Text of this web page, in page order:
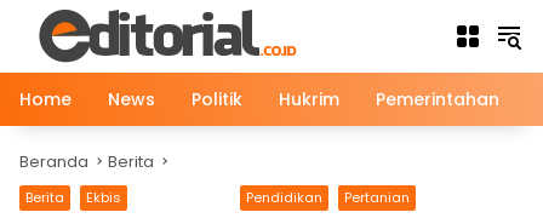
Langsung
konten
Home
News Politik Hukrim Pemerintahan
Beranda Berita
Berita Ekbis Pendidikan Pertanian